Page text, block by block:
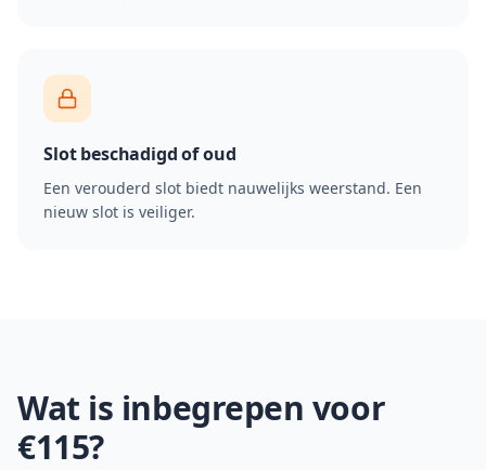
Slot beschadigd of oud
Een verouderd slot biedt nauwelijks weerstand. Een
nieuw slot is veiliger.
Wat is inbegrepen voor
€115?